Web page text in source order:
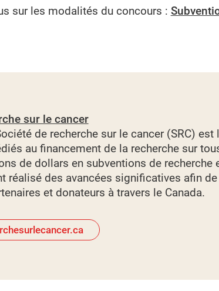
sur les modalités du concours :
sur le cancer
de recherche sur le cancer (SRC)
au financement de la recherche sur
de dollars en subventions de
réalisé des avancées significatives afin
et donateurs à travers le Canada.